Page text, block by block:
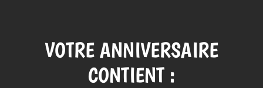
VOTRE ANNIVERSAIRE
CONTIENT :